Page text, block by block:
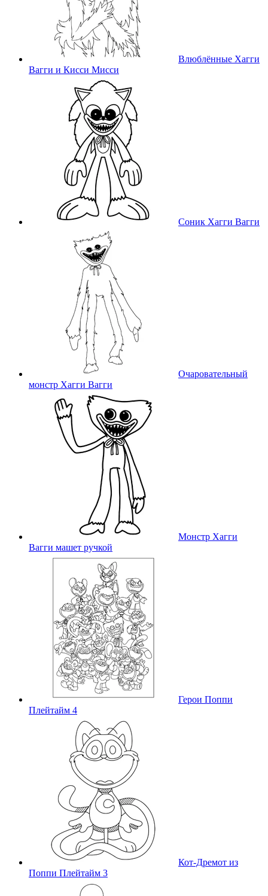
Влюблённые Хагги
Вагги и Кисси Мисси
Соник Хагги Вагги
Очаровательный
монстр Хагги Вагги
Монстр Хагги
Вагги машет ручкой
Герои Поппи
Плейтайм 4
Кот-Дремот из
Поппи Плейтайм 3